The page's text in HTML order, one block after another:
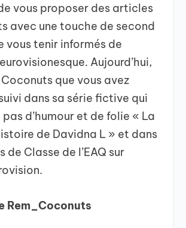
vous proposer des articles
avec une touche de second
vous tenir informés de
Aujourd’hui,
que vous avez
dans sa série fictive qui
pas d’humour et de folie « La
de Davidna L » et dans
de Classe de l’EAQ sur
Rem_Coconuts